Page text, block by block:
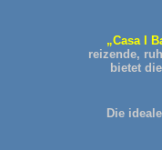
„Casa I
reizende,
bietet
Die